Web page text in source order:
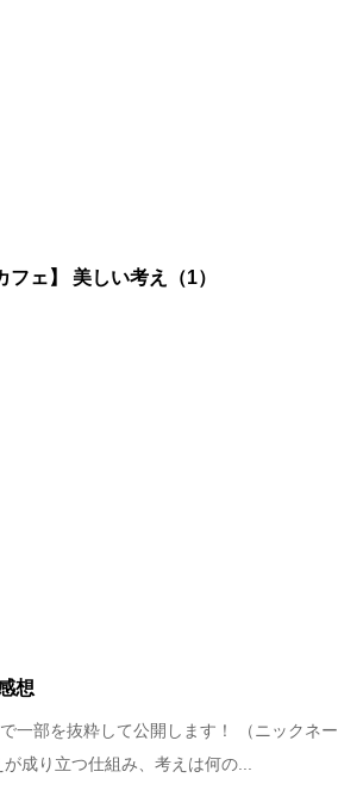
ェ】 美しい考え（1）
想
一部を抜粋して公開します！ （ニックネー
成り立つ仕組み、考えは何の...